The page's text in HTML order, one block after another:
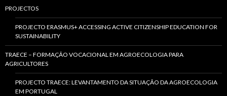
PROJECTOS
PROJECTO ERASMUS+ ACCESSING ACTIVE CITIZENSHIP EDUCATION FOR
SUSTAINABILITY
TRAECE – FORMAÇÃO VOCACIONAL EM AGROECOLOGIA PARA
AGRICULTORES
PROJECTO TRAECE: LEVANTAMENTO DA SITUAÇÃO DA AGROECOLOGIA
EM PORTUGAL